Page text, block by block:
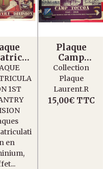
1ST
1ST
en
Plaque
Camp
Toccoa
Paratroope
r
Collection
Plaque
Laurent.R
15,00€ TTC